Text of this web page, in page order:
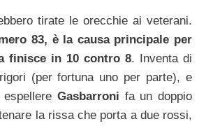
tirate le orecchie ai veterani.
83, è la causa principale per
finisce in 10 contro 8. Inventa di
(per fortuna uno per parte), e
Gasbarroni fa un doppio
la rissa che porta a due rossi,